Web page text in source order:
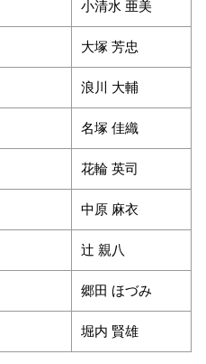
小清水 亜美
大塚 芳忠
浪川 大輔
名塚 佳織
花輪 英司
中原 麻衣
辻 親八
郷田 ほづみ
堀内 賢雄